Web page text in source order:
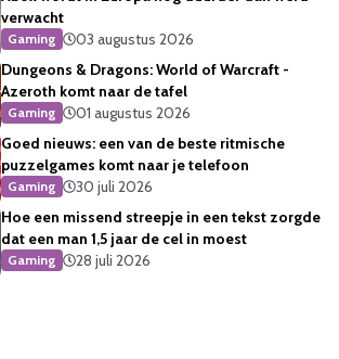
verwacht
Gaming
03 augustus 2026
Dungeons & Dragons: World of Warcraft -
Azeroth komt naar de tafel
Gaming
01 augustus 2026
Goed nieuws: een van de beste ritmische
puzzelgames komt naar je telefoon
Gaming
30 juli 2026
Hoe een missend streepje in een tekst zorgde
dat een man 1,5 jaar de cel in moest
Gaming 28 juli 2026